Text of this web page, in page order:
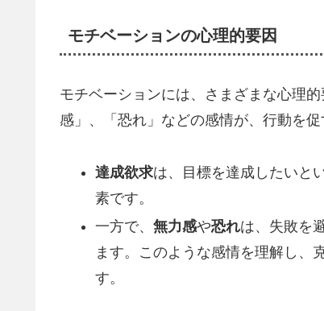
モチベーションの心理的要因
モチベーションには、さまざまな心理
感」、「恐れ」などの感情が、行動を
達成欲求は、目標を達成したいと
素です。
一方で、 無力感や恐れは、失敗を
ます。このような感情を理解し、
す。